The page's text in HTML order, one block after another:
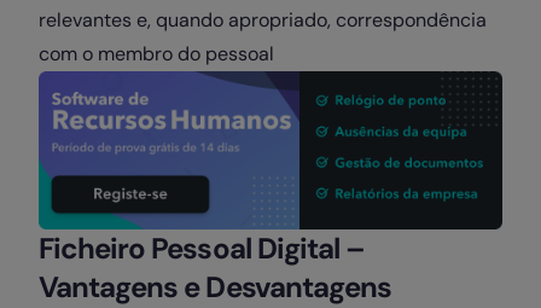
relevantes e, quando apropriado, correspondência
com o membro do pessoal
Ficheiro Pessoal Digital –
Vantagens e Desvantagens